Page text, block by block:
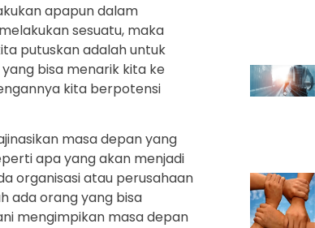
apapun dalam
sesuatu, maka
putuskan adalah untuk
bisa menarik kita ke
kita berpotensi
masa depan yang
apa yang akan menjadi
organisasi atau perusahaan
ada orang yang bisa
mengimpikan masa depan